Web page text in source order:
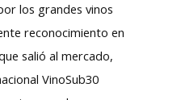
los grandes vinos
reconocimiento en
salió al mercado,
VinoSub30